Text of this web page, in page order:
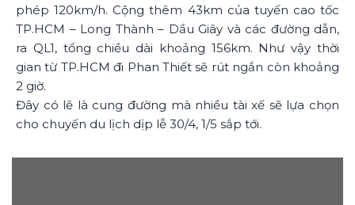
phép 120km/h. Cộng thêm 43km của tuyến cao tốc
TP.HCM – Long Thành – Dầu Giây và các đường dẫn,
ra QL1, tổng chiều dài khoảng 156km. Như vậy thời
gian từ TP.HCM đi Phan Thiết sẽ rút ngắn còn khoảng
2 giờ.
Đây có lẽ là cung đường mà nhiều tài xế sẽ lựa chọn
cho chuyến du lịch dịp lễ 30/4, 1/5 sắp tới.